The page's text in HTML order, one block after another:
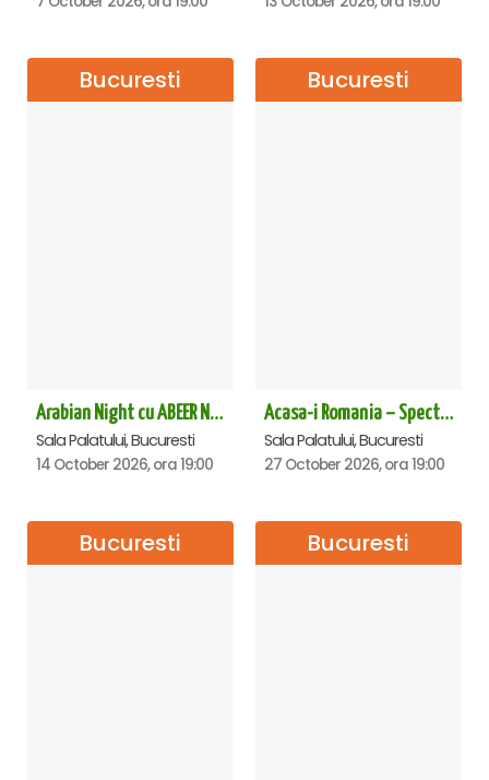
Bucuresti
Arabian Night cu ABEER NEHME – Concert extraordinar la Sala Palatului
Sala Palatului, Bucuresti
14 October 2026, ora 19:00
Bucuresti
Acasa-i Romania – Spectacol
Sala Palatului, Bucuresti
27 October 2026, ora 19:00
Bucuresti Bucuresti